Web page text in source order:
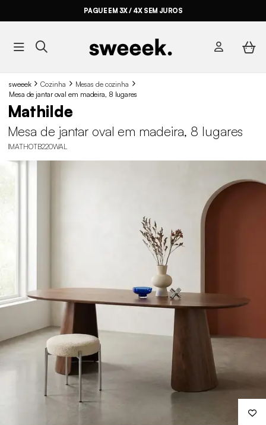
PAGUE EM 3X / 4X SEM JUROS
sweeek Cozinha
Mesas de cozinha
Mesa de jantar oval em madeira, 8 lugares
Mathilde
Mesa de jantar oval em madeira, 8 lugares
IMATHOTB220WAL